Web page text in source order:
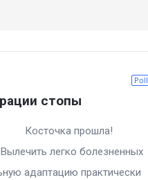
Poll
стопы
прошла!
легко болезненных
адаптацию практически